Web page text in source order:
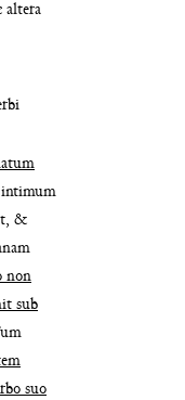
altera
intimum
&
non
sub
suo